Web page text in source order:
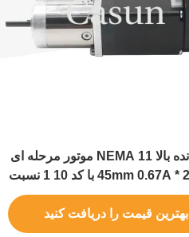
چرخ دنده بالا NEMA 11 موتور مرحله ای
28 * 28 * 45mm 0.67A با کد 10 1 نسبت
کاهش
بهترین قیمت را دریافت کنید